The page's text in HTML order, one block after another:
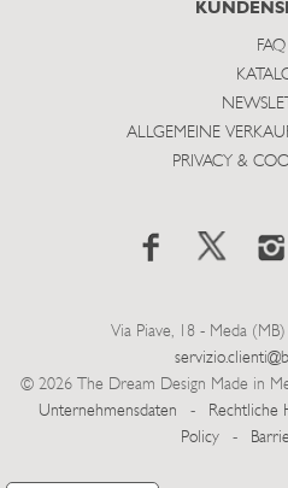
FAQ
ALLGEMEINE
PRIVACY &
Via Piave, 18 - Meda
© 2026 The Dream Design Made in
Unternehmensdaten
- Rechtliche
Policy
-